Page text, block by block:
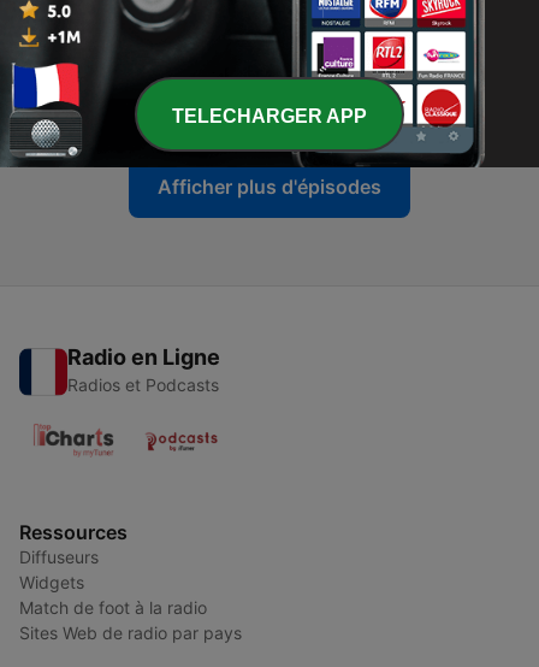
04 mai 1964
136 - Sophie Tucker
02 sept. 1963
Afficher plus d'épisodes
Radio en Ligne
Radios et Podcasts
Ressources
Diffuseurs
Widgets
Match de foot à la radio
Sites Web de radio par pays
TELECHARGER APP